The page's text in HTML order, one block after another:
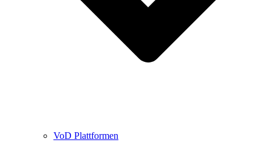
VoD Plattformen